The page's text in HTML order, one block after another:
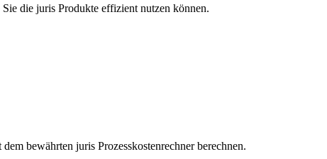
die juris Produkte effizient nutzen können.
bewährten juris Prozesskostenrechner berechnen.